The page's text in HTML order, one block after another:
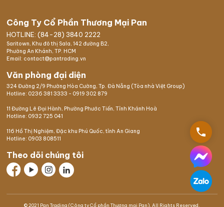
Công Ty Cổ Phần Thương Mại Pan
HOTLINE: (84-28) 3840 2222
Saritown, Khu đô thị Sala, 142 đường B2,
Phường An Khánh, TP. HCM
Email: contact@pantrading.vn
Văn phòng đại diện
324 Đường 2/9 Phường Hòa Cường, Tp. Đà Nẵng (Tòa nhà Việt Group)
Hotline: 0236 381 3333 - 0919 302 879
11 Đường Lê Đại Hành, Phường Phước Tiến, Tỉnh Khánh Hoà
Hotline: 0932 725 041
116 Hồ Thị Nghiệm, Đặc khu Phú Quốc, tỉnh An Giang
Hotline: 0903 808511
Theo dõi chúng tôi
© 2021 Pan Trading (Công ty Cổ phần Thương mại Pan). All Rights Reserved.
phone